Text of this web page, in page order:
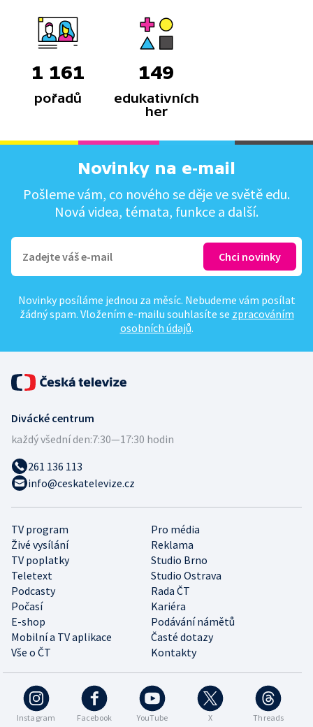
1 161
pořadů
149
edukativních
her
Novinky na e-mail
Pošleme vám, co nového se děje ve světě edu.
Nová videa, témata, funkce a další.
Novinky posíláme jednou za měsíc. Nebudeme vám posílat
žádný spam. Vložením e-mailu souhlasíte se zpracováním
osobních údajů.